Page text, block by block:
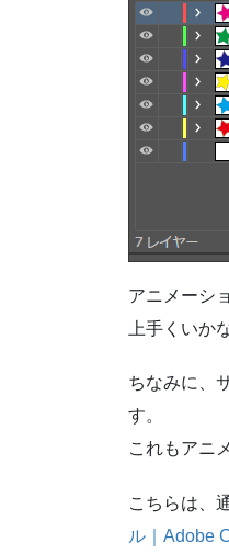
アニメーシ
上手くいか
ちなみに、
す。
これもアニ
こちらは、
ル｜Adobe